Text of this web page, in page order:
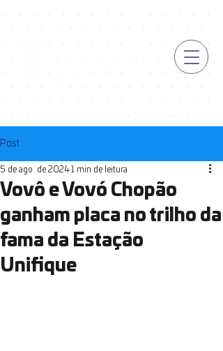
Post
Vovô e Vovó Chopão
ganham placa no trilho da
fama da Estação
Unifique
5 de ago. de 2024 1 min de leitura